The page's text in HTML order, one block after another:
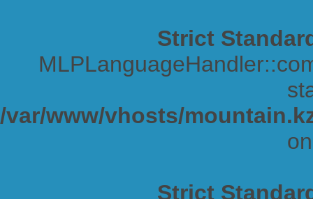
Strict
/var/www/vhosts/
Strict